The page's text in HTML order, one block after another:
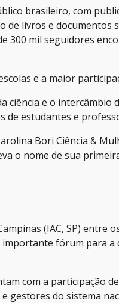
brasileiro, com
de livros e
300 mil seguidores
e a maior
ciência e o
de estudantes e
Bori Ciência &
o nome de sua
(IAC, SP) entre
fórum para a
com a participação
gestores do sistema